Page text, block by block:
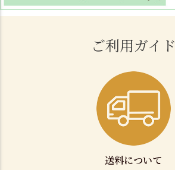
ご利用ガイド
送料について